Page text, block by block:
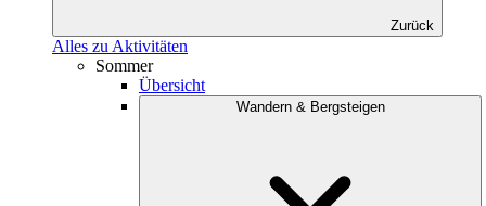
Zurück
Alles zu Aktivitäten
Sommer
Übersicht
Wandern & Bergsteigen